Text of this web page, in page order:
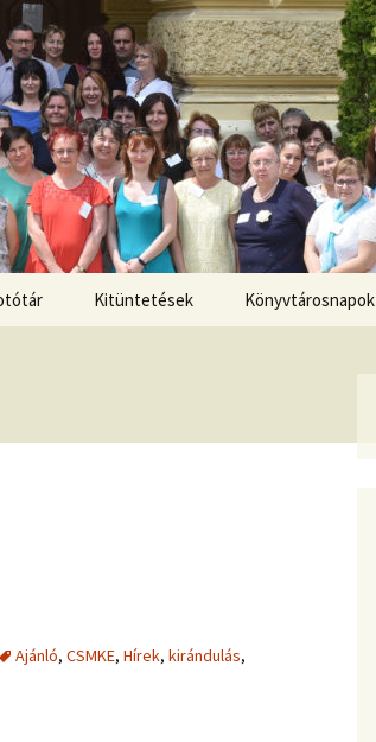
Kitüntetések Könyvtárosnapok
Ajánló, CSMKE, Hírek, kirándulás,